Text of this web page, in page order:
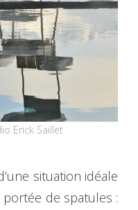
Erick Saillet
situation idéale
de spatules :